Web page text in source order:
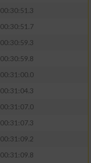
00:30:51.3
00:30:51.7
00:30:59.3
00:30:59.8
00:31:00.0
00:31:04.3
00:31:07.0
00:31:07.3
00:31:09.2
00:31:09.8